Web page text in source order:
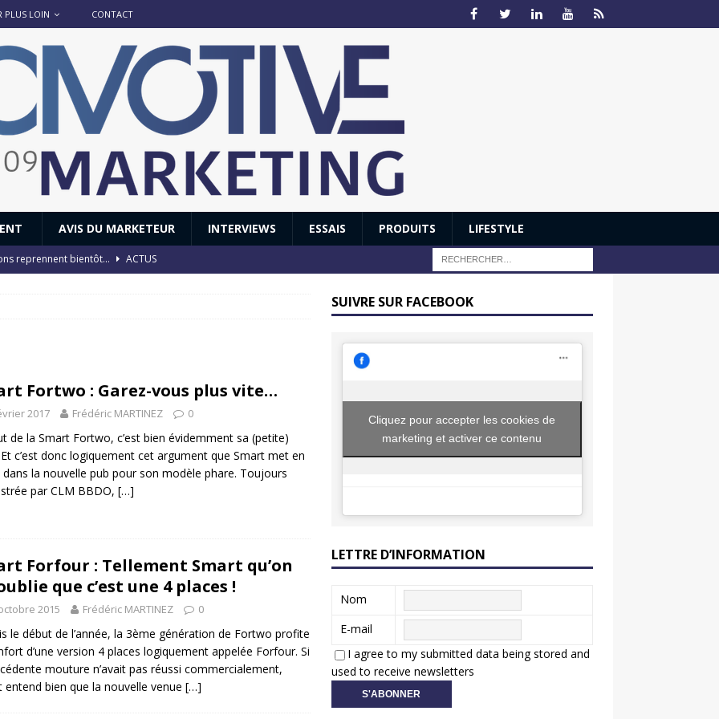
PLUS LOIN CONTACT
AVIS DU MARKETEUR INTERVIEWS ESSAIS PRODUITS LIFESTYLE
reprennent bientôt…
ACTUS
Honda dévoile un spot publicitaire… confiné! ACTUS
Fortwo : Garez-vous plus vite…
2017 Frédéric MARTINEZ 0
de la Smart Fortwo, c’est bien évidemment sa (petite)
c’est donc logiquement cet argument que Smart met en
la nouvelle pub pour son modèle phare. Toujours
par CLM BBDO, […]
Forfour : Tellement Smart qu’on
que c’est une 4 places !
2015 Frédéric MARTINEZ 0
le début de l’année, la 3ème génération de Fortwo profite
d’une version 4 places logiquement appelée Forfour. Si
mouture n’avait pas réussi commercialement,
entend bien que la nouvelle venue […]
SUIVRE SUR FACEBOOK
Cliquez pour accepter les cookies de
marketing et activer ce contenu
LETTRE D’INFORMATION
Nom
E-mail
I agree to my submitted data being stored and
used to receive newsletters